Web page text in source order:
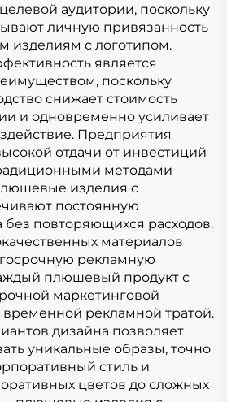
аудитории, поскольку
личную привязанность
изделиям с логотипом.
является
поскольку
снижает стоимость
и одновременно усиливает
Предприятия
отдачи от инвестиций
методами
изделия с
постоянную
без повторяющихся расходов.
материалов
рекламную
плюшевый продукт с
маркетинговой
временной рекламной тратой.
дизайна позволяет
уникальные образы, точно
стиль и
цветов до сложных